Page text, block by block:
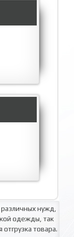
нужд,
одежды, так
товара.